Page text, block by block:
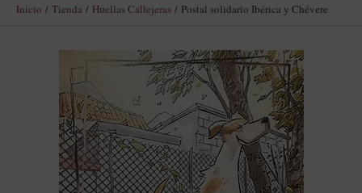
Inicio / Tienda / Huellas Callejeras / Postal solidario Ibérica y Chévere